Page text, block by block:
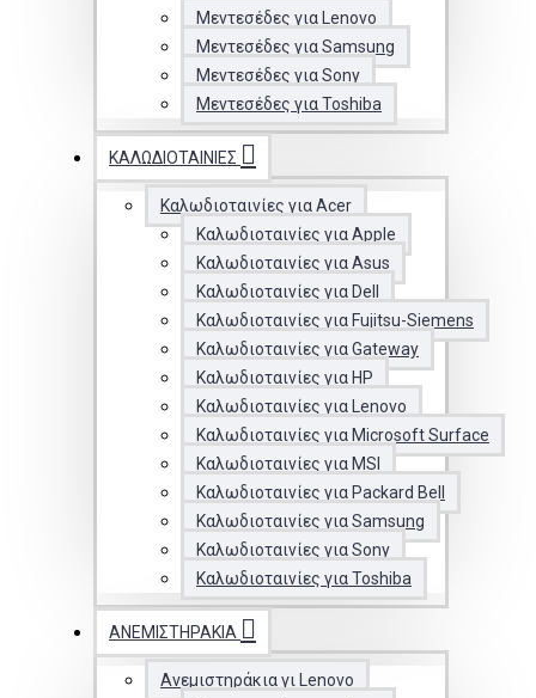
Μεντεσέδες για Lenovo
Μεντεσέδες για Samsung
Μεντεσέδες για Sony
Μεντεσέδες για Toshiba
ΚΑΛΩΔΙΟΤΑΙΝΊΕΣ
Καλωδιοταινίες για Acer
Καλωδιοταινίες για Apple
Καλωδιοταινίες για Asus
Καλωδιοταινίες για Dell
Καλωδιοταινίες για Fujitsu-Siemens
Καλωδιοταινίες για Gateway
Καλωδιοταινίες για HP
Καλωδιοταινίες για Lenovo
Καλωδιοταινίες για Microsoft Surface
Καλωδιοταινίες για MSI
Καλωδιοταινίες για Packard Bell
Καλωδιοταινίες για Samsung
Καλωδιοταινίες για Sony
Καλωδιοταινίες για Toshiba
ΑΝΕΜΙΣΤΗΡΆΚΙΑ
Ανεμιστηράκια γι Lenovo